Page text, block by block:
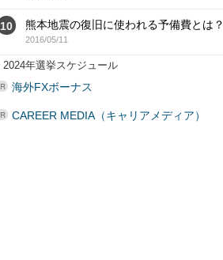
10 熊本地震の復旧に使われる予備費とは？
2016/05/11
2024年選挙スケジュール
海外FXボーナス
CAREER MEDIA（キャリアメディア）